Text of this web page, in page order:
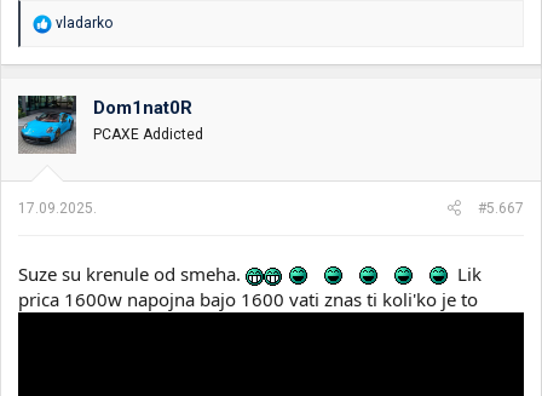
R
a
o
v
a
n
:
vladarko
Dom1nat0R
PCAXE Addicted
17.09.2025. #5.667
Suze su krenule od smeha.
Lik
prica 1600w napojna bajo 1600 vati znas ti koli'ko je to